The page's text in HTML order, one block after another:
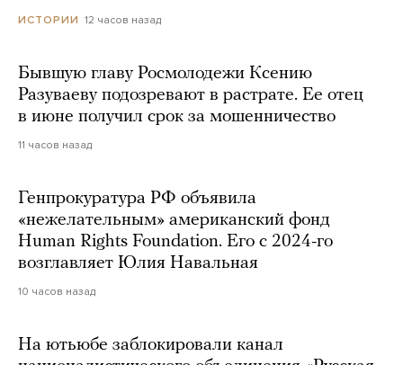
ИСТОРИИ 12 часов назад
Бывшую главу Росмолодежи Ксению
Разуваеву подозревают в растрате. Ее отец
в июне получил срок за мошенничество
11 часов назад
Генпрокуратура РФ объявила
«нежелательным» американский фонд
Human Rights Foundation. Его с 2024-го
возглавляет Юлия Навальная
10 часов назад
На ютьюбе заблокировали канал